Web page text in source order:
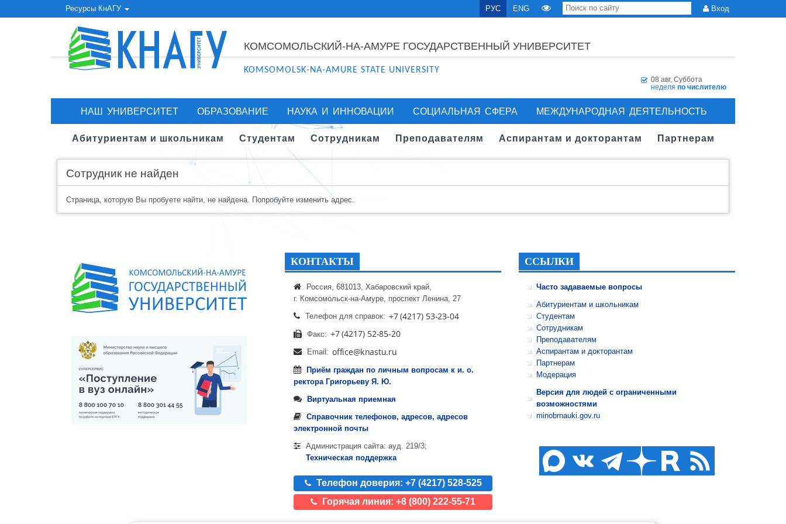
Ресурсы КнАГУ РУС ENG Вход
КОМСОМОЛЬСКИЙ-НА-АМУРЕ ГОСУДАРСТВЕННЫЙ УНИВЕРСИТЕТ
KOMSOMOLSK-NA-AMURE STATE UNIVERSITY
08 авг, Суббота
неделя по числителю
НАШ УНИВЕРСИТЕТ ОБРАЗОВАНИЕ НАУКА И ИННОВАЦИИ СОЦИАЛЬНАЯ СФЕРА МЕЖДУНАРОДНАЯ ДЕЯТЕЛЬНОСТЬ
Абитуриентам и школьникам Студентам Сотрудникам Преподавателям Аспирантам и докторантам Партнерам
Сотрудник не найден
Страница, которую Вы пробуете найти, не найдена. Попробуйте изменить адрес.
КОНТАКТЫ
Россия, 681013, Хабаровский край,
г. Комсомольск-на-Амуре, проспект Ленина, 27
Телефон для справок:
Факс:
Email:
Приём граждан по личным вопросам к и. о.
ректора Григорьеву Я. Ю.
Виртуальная приемная
Справочник телефонов, адресов, адресов
электронной почты
Администрация сайта: ауд. 219/3;
Техническая поддержка
Телефон доверия: +7 (4217) 528-525
Горячая линия: +8 (800) 222-55-71
ССЫЛКИ
Часто задаваемые вопросы
Абитуриентам и школьникам
Студентам
Сотрудникам
Преподавателям
Аспирантам и докторантам
Партнерам
Модерация
Версия для людей с ограниченными
возможностями
minobrnauki.gov.ru